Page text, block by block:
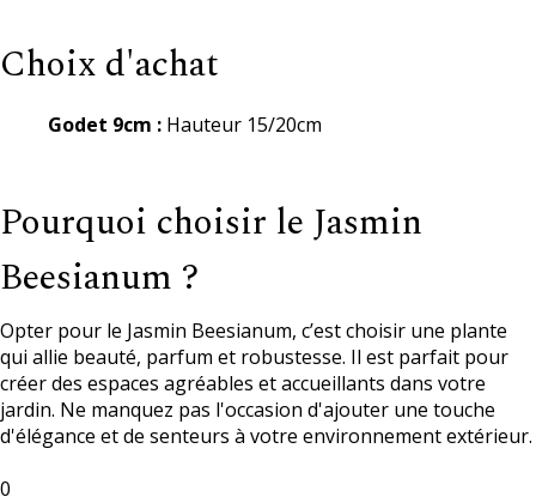
Choix d'achat
Godet 9cm : Hauteur 15/20cm
Pourquoi choisir le Jasmin
Beesianum ?
Opter pour le Jasmin Beesianum, c’est choisir une plante
qui allie beauté, parfum et robustesse. Il est parfait pour
créer des espaces agréables et accueillants dans votre
jardin. Ne manquez pas l'occasion d'ajouter une touche
d'élégance et de senteurs à votre environnement extérieur.
0